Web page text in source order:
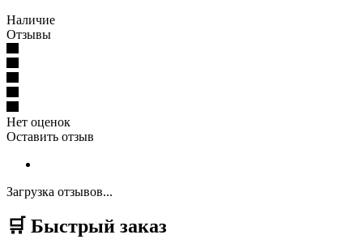
Наличие
Отзывы
Нет оценок
Оставить отзыв
Загрузка отзывов...
🛒 Быстрый заказ